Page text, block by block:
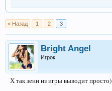
< Назад 1 2 3
Bright Angel
Игрок
Х так зени из игры выводит просто)